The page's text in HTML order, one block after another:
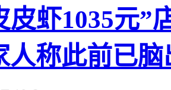
皮虾1035元”
人称此前已脑